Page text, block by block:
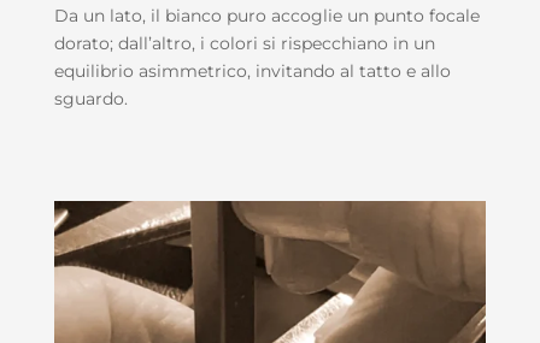
Da un lato, il bianco puro accoglie un punto focale
dorato; dall’altro, i colori si rispecchiano in un
equilibrio asimmetrico, invitando al tatto e allo
sguardo.